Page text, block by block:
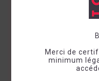
Merci de
minimum
Veuillez nous
désagrément.
Effectuez une